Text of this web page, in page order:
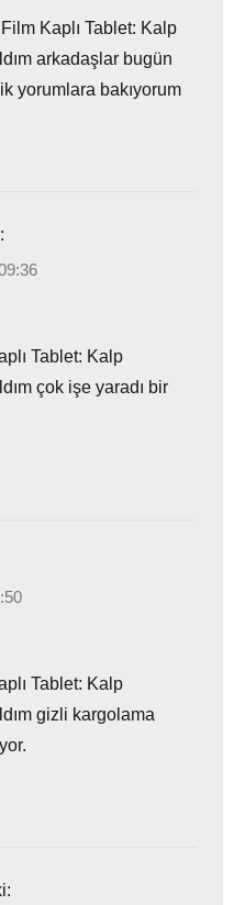
Kaplı Tablet: Kalp
arkadaşlar bugün
yorumlara bakıyorum
Tablet: Kalp
çok işe yaradı bir
Tablet: Kalp
gizli kargolama